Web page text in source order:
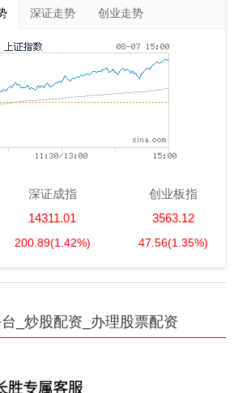
深证走势 创业走势
深证成指
14311.01
200.89(1.42%)
创业板指
3563.12
47.56(1.35%)
_炒股配资_办理股票配资